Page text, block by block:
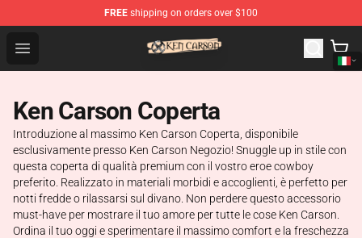
FREE shipping on orders over $100
Open menu
Ken Carson Shop - Official Ken Carson Merchandise
Ken Carson Coperta
Introduzione al massimo Ken Carson Coperta, disponibile
esclusivamente presso Ken Carson Negozio! Snuggle up in stile con
questa coperta di qualità premium con il vostro eroe cowboy
preferito. Realizzato in materiali morbidi e accoglienti, è perfetto per
notti fredde o rilassarsi sul divano. Non perdere questo accessorio
must-have per mostrare il tuo amore per tutte le cose Ken Carson.
Ordina il tuo oggi e sperimentare il massimo comfort e la freschezza